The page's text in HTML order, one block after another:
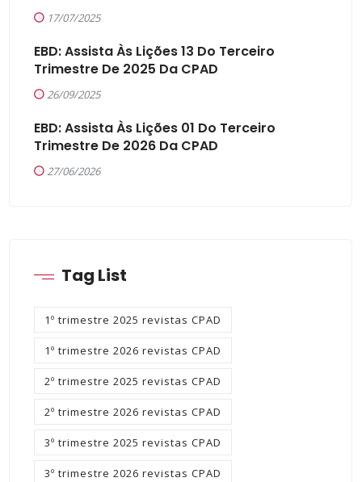
17/07/2025
EBD: Assista Às Lições 13 Do Terceiro
Trimestre De 2025 Da CPAD
26/09/2025
EBD: Assista Às Lições 01 Do Terceiro
Trimestre De 2026 Da CPAD
27/06/2026
Tag List
1º trimestre 2025 revistas CPAD
1º trimestre 2026 revistas CPAD
2º trimestre 2025 revistas CPAD
2º trimestre 2026 revistas CPAD
3º trimestre 2025 revistas CPAD
3º trimestre 2026 revistas CPAD